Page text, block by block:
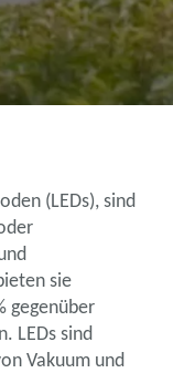
(LEDs), sind
sie
gegenüber
LEDs sind
Vakuum und